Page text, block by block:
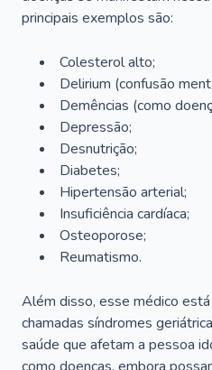
principais exemplos são:
Colesterol alto;
Delirium (confusão
Demências (como
Depressão;
Desnutrição;
Diabetes;
Hipertensão arterial;
Insuficiência cardíaca;
Osteoporose;
Reumatismo.
Além disso, esse médico
chamadas síndromes
saúde que afetam a pessoa